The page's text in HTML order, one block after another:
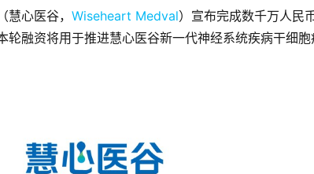
心医谷， Wiseheart Medval）宣布完成数千万人民
轮融资将用于推进慧心医谷新一代神经系统疾病干细